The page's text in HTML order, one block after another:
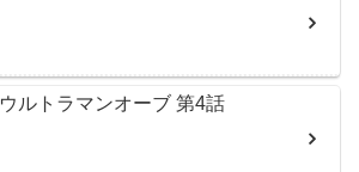
ウルトラマンオーブ 第4話